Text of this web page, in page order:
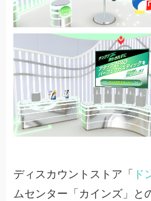
ディスカウントストア「 ド
ムセンター「カインズ」と